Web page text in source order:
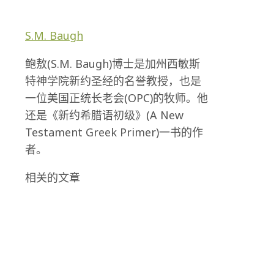
S.M. Baugh
鲍敖(S.M. Baugh)博士是加州西敏斯
特神学院新约圣经的名誉教授，也是
一位美国正统长老会(OPC)的牧师。他
还是《新约希腊语初级》(A New
Testament Greek Primer)一书的作
者。
相关的文章